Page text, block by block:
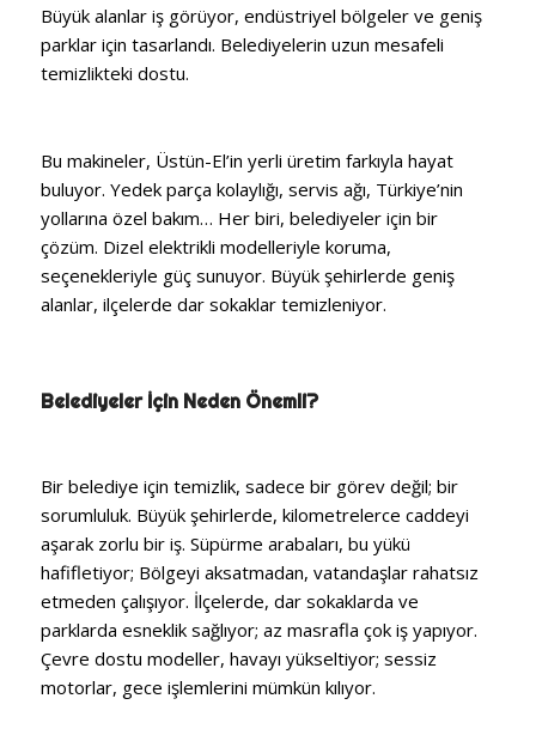
Büyük alanlar iş görüyor, endüstriyel bölgeler ve geniş
parklar için tasarlandı. Belediyelerin uzun mesafeli
temizlikteki dostu.
Bu makineler, Üstün-El’in yerli üretim farkıyla hayat
buluyor. Yedek parça kolaylığı, servis ağı, Türkiye’nin
yollarına özel bakım… Her biri, belediyeler için bir
çözüm. Dizel elektrikli modelleriyle koruma,
seçenekleriyle güç sunuyor. Büyük şehirlerde geniş
alanlar, ilçelerde dar sokaklar temizleniyor.
Belediyeler İçin Neden Önemli?
Bir belediye için temizlik, sadece bir görev değil; bir
sorumluluk. Büyük şehirlerde, kilometrelerce caddeyi
aşarak zorlu bir iş. Süpürme arabaları, bu yükü
hafifletiyor; Bölgeyi aksatmadan, vatandaşlar rahatsız
etmeden çalışıyor. İlçelerde, dar sokaklarda ve
parklarda esneklik sağlıyor; az masrafla çok iş yapıyor.
Çevre dostu modeller, havayı yükseltiyor; sessiz
motorlar, gece işlemlerini mümkün kılıyor.